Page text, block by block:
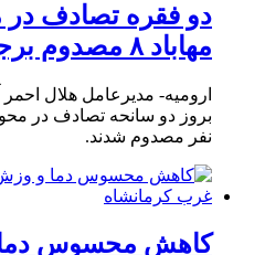
دو فقره تصادف در
مهاباد ۸ مصدوم برجا گذاشت
ارومیه- مدیرعامل هلال احمر
نفر مصدوم شدند.
کاهش محسوس دما